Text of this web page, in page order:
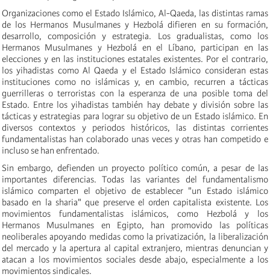
Organizaciones como el Estado Islámico, Al-Qaeda, las distintas ramas
de los Hermanos Musulmanes y Hezbolá difieren en su formación,
desarrollo, composición y estrategia. Los gradualistas, como los
Hermanos Musulmanes y Hezbolá en el Líbano, participan en las
elecciones y en las instituciones estatales existentes. Por el contrario,
los yihadistas como Al Qaeda y el Estado Islámico consideran estas
instituciones como no islámicas y, en cambio, recurren a tácticas
guerrilleras o terroristas con la esperanza de una posible toma del
Estado. Entre los yihadistas también hay debate y división sobre las
tácticas y estrategias para lograr su objetivo de un Estado islámico. En
diversos contextos y periodos históricos, las distintas corrientes
fundamentalistas han colaborado unas veces y otras han competido e
incluso se han enfrentado.
Sin embargo, defienden un proyecto político común, a pesar de las
importantes diferencias. Todas las variantes del fundamentalismo
islámico comparten el objetivo de establecer "un Estado islámico
basado en la sharia" que preserve el orden capitalista existente. Los
movimientos fundamentalistas islámicos, como Hezbolá y los
Hermanos Musulmanes en Egipto, han promovido las políticas
neoliberales apoyando medidas como la privatización, la liberalización
del mercado y la apertura al capital extranjero, mientras denuncian y
atacan a los movimientos sociales desde abajo, especialmente a los
movimientos sindicales.